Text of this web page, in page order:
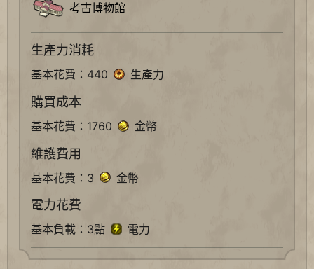
考古博物館
生產力消耗
基本花費：440 生產力
購買成本
基本花費：1760 金幣
維護費用
基本花費：3 金幣
電力花費
基本負載：3點 電力